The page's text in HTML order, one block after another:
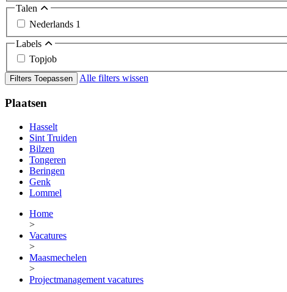
Talen
Nederlands 1
Labels
Topjob
Filters Toepassen Alle filters wissen
Plaatsen
Hasselt
Sint Truiden
Bilzen
Tongeren
Beringen
Genk
Lommel
Home
>
Vacatures
>
Maasmechelen
>
Projectmanagement vacatures